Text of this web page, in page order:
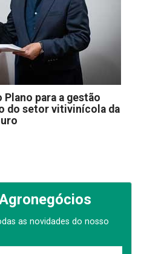
Plano para a gestão
do setor vitivinícola da
as novidades do nosso